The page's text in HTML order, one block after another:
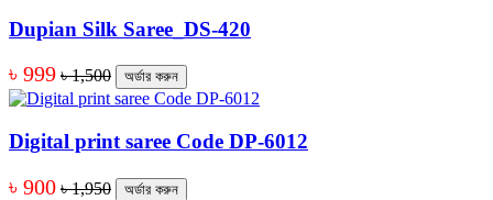
Dupian Silk Saree_DS-420
৳ 999 ৳ 1,500 অর্ডার করুন
Digital print saree Code DP-6012
৳ 900 ৳ 1,950 অর্ডার করুন